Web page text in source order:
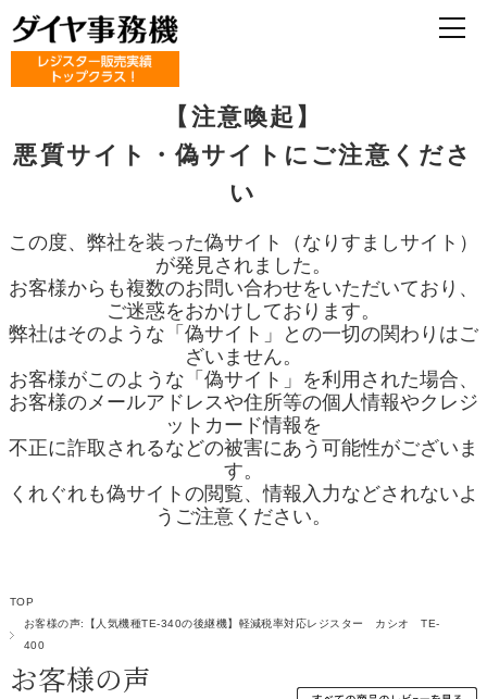
【注意喚起】
悪質サイト・偽サイトにご注意くださ
い
この度、弊社を装った偽サイト（なりすましサイト）
が発見されました。
お客様からも複数のお問い合わせをいただいており、
ご迷惑をおかけしております。
弊社はそのような「偽サイト」との一切の関わりはご
ざいません。
お客様がこのような「偽サイト」を利用された場合、
お客様のメールアドレスや住所等の個人情報やクレジ
ットカード情報を
不正に詐取されるなどの被害にあう可能性がございま
す。
くれぐれも偽サイトの閲覧、情報入力などされないよ
うご注意ください。
TOP
お客様の声:【人気機種TE-340の後継機】軽減税率対応レジスター カシオ TE-
400
お客様の声